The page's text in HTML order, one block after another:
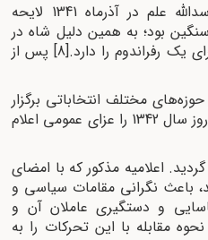
در پی حرکت مردم سراسر کشور در مخالفت با لایحه مزبور، دولت اسدالله علم در آذرماه 1341 لایحه‌
بود؛ به همین دلیل شاه در
[8] پس از
ششگانه و رفراندوم در تاریخ ششم تا چهاردهم بهمن 1341 در حوزه‌های مختلف انتخاباتی برگزار
شد. پس از آن امام خمینی با صدور اعلامیه‌ای خطاب به علما و روحانیون، نوروز سال 1342 را عزای عمومی اعلام
اعلامیه مذکور که با امضای
باعث نگرانی مقامات سیاسی و
و دستگیری عاملان آن و
مقابله با این تحرکات را به